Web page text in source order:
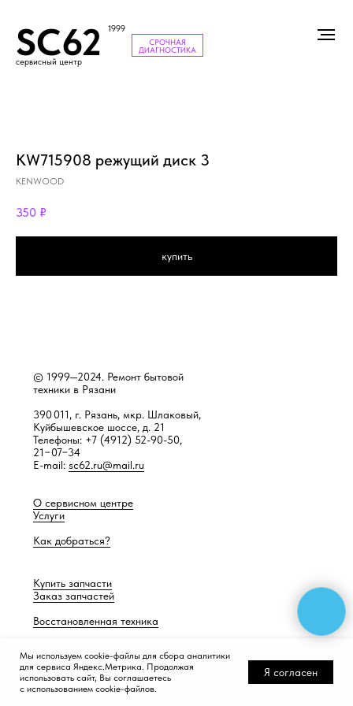
SC62 1999
сервисный центр
СРОЧНАЯ
ДИАГНОСТИКА
KW715908 режущий диск 3
KENWOOD
350 ₽
купить
Разработка сайта —Работает само
© 1999—2024. Ремонт бытовой
техники в Рязани
390 011, г. Рязань, мкр. Шлаковый,
Куйбышевское шоссе, д. 21
Телефоны: +7 (4912) 52-90-50,
21−07−34
E-mail: sc62.ru@mail.ru
О сервисном центре
Услуги
Как добраться?
Купить запчасти
Заказ запчастей
Восстановленная техника
Мы используем cookie-файлы для сбора аналитики
для сервиса Яндекс.Метрика. Продолжая
использовать сайт, Вы соглашаетесь
с использованием cookie-файлов.
Я согласен